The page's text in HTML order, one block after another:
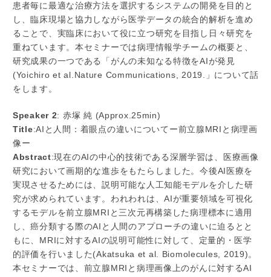
患者毎に最適な治療方法を選択するシステムの開発を目的と
し、臨床現場と協力しながら医学データの統合的解析を進め
ることで、実臨床において役に立つ研究を目指し日々研究を
重ねています。本セミナーでは病理情報学チームの概要と、
研究成果の一つである「がんの未知なる特徴をAIが発見
(Yoichiro et al.Nature Communications, 2019.」について話
をします。
Speaker 2: 赤塚 純 (Approx.25min)
Title:AIと人間：着眼点の違いについてー前立腺MRIと病理画
像ー
Abstract:現在のAIの中心的技術である深層学習は、医療画像
研究において画期的な進歩をもたらしました。今後AI医療を
実現させるためには、説明可能な人工知能モデルを介した研
究が求められています。われわれは、AIが重要領域を可視化
するモデルを前立腺MRIと三次元再構築した病理標本に適用
し、癌分類する際のAIと人間のアプローチの違いに迫るとと
もに、MRIに対するAIの説明可能性に対して、定量的・医学
的評価を行いました(Akatsuka et al. Biomolecules, 2019)。
本セミナーでは、前立腺MRIと病理画像上のがんに対するAI